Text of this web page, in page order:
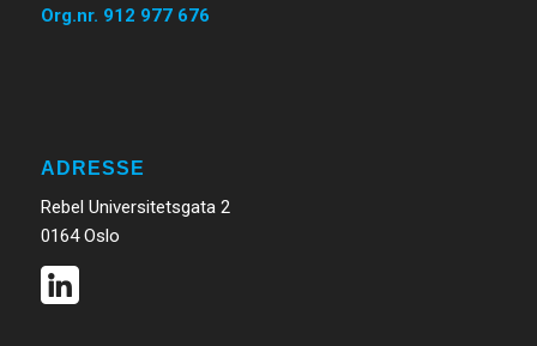
Org.nr. 912 977 676
ADRESSE
Rebel Universitetsgata 2
0164 Oslo